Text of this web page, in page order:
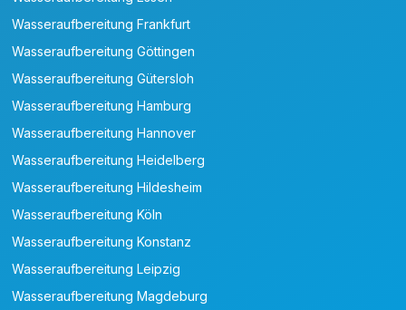
Wasseraufbereitung Frankfurt
Wasseraufbereitung Göttingen
Wasseraufbereitung Gütersloh
Wasseraufbereitung Hamburg
Wasseraufbereitung Hannover
Wasseraufbereitung Heidelberg
Wasseraufbereitung Hildesheim
Wasseraufbereitung Köln
Wasseraufbereitung Konstanz
Wasseraufbereitung Leipzig
Wasseraufbereitung Magdeburg